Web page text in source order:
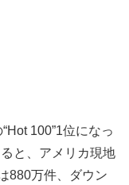
100”1位になっ
と、アメリカ現地
880万件、ダウン